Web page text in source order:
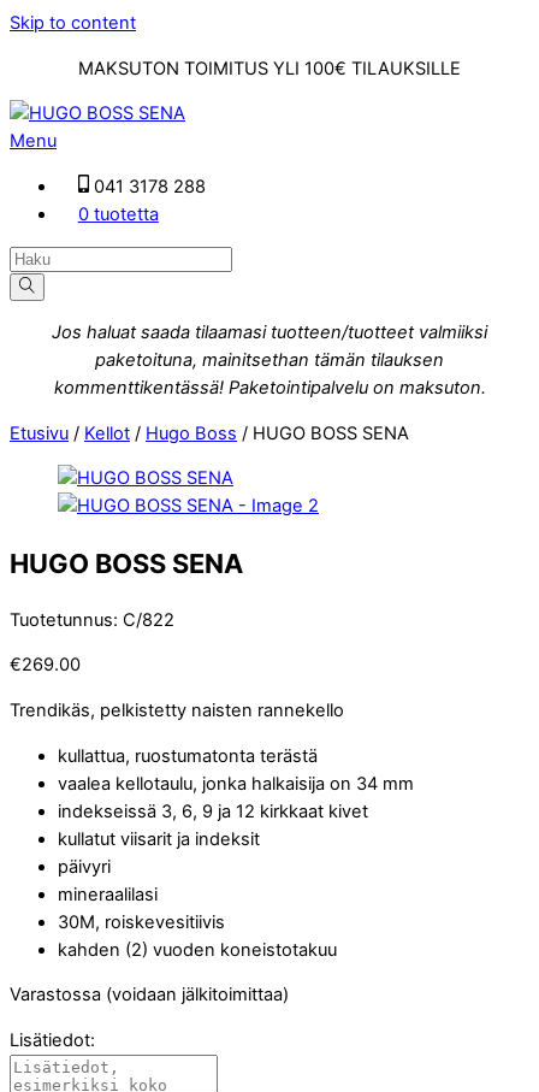
Skip to content
MAKSUTON TOIMITUS YLI 100€ TILAUKSILLE
Menu
041 3178 288
0 tuotetta
Jos haluat saada tilaamasi tuotteen/tuotteet valmiiksi
paketoituna, mainitsethan tämän tilauksen
kommenttikentässä! Paketointipalvelu on maksuton.
Etusivu / Kellot / Hugo Boss / HUGO BOSS SENA
HUGO BOSS SENA
Tuotetunnus: C/822
€269.00
Trendikäs, pelkistetty naisten rannekello
kullattua, ruostumatonta terästä
vaalea kellotaulu, jonka halkaisija on 34 mm
indekseissä 3, 6, 9 ja 12 kirkkaat kivet
kullatut viisarit ja indeksit
päivyri
mineraalilasi
30M, roiskevesitiivis
kahden (2) vuoden koneistotakuu
Varastossa (voidaan jälkitoimittaa)
Lisätiedot: